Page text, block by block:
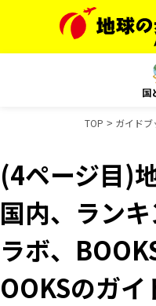
国
TOP ガイドブ
(4ページ目)
国内、ラン
ラボ、
OOKSのガ